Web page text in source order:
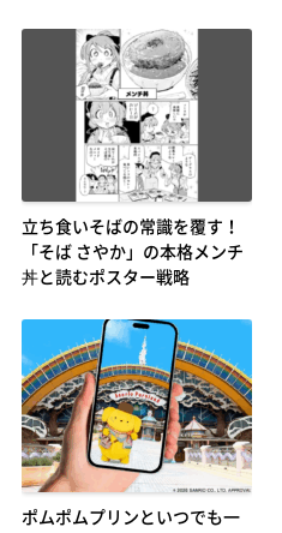
立ち食いそばの常識を覆す！
「そば さやか」の本格メンチ
丼と読むポスター戦略
ポムポムプリンといつでも一